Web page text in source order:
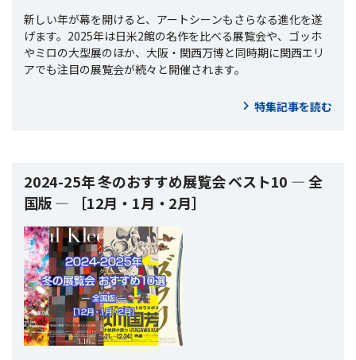
新しい年が幕を開けると、アートシーンもさらなる進化を遂
げます。2025年は日米2館の名作を比べる展覧会や、ゴッホ
やミロの大型展のほか、大阪・関西万博と同時期に関西エリ
アでも注目の展覧会が続々と開催されます。
特集記事を読む
2024-25年 冬のおすすめ展覧会 ベスト10 ― 全
国版 ― ［12月・1月・2月］